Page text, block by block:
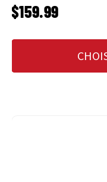
PRIX HABITUEL
$159.99